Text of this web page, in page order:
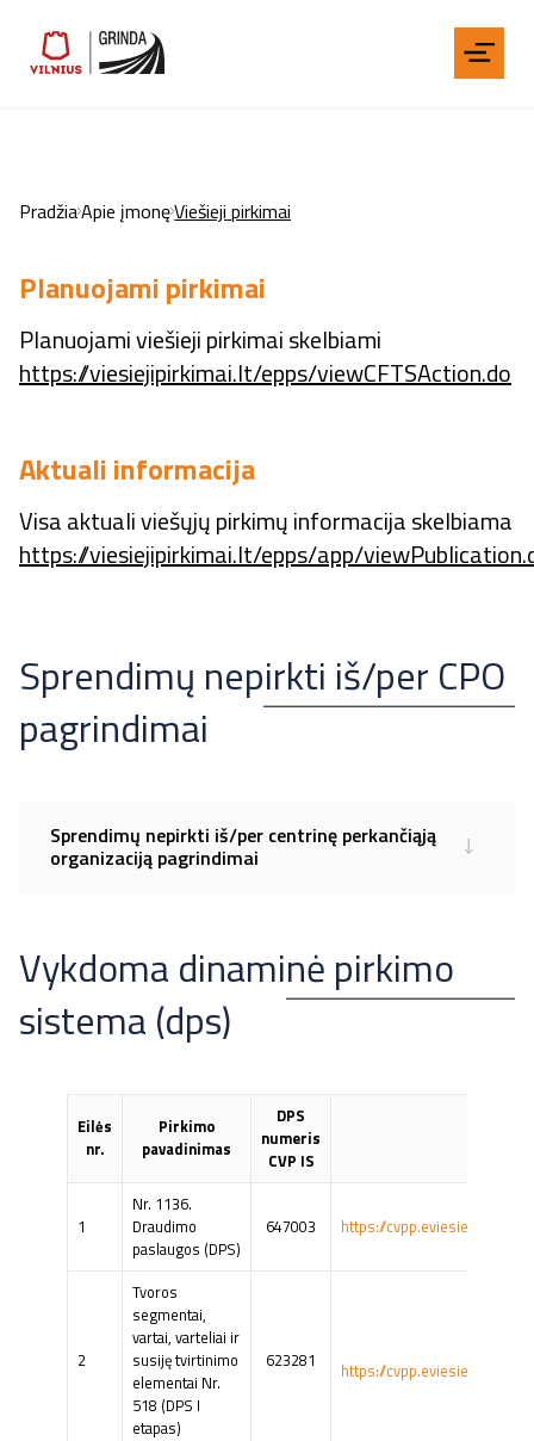
PradžiaApie įmonęViešieji pirkimai
Planuojami pirkimai
Planuojami viešieji pirkimai skelbiami
https://viesiejipirkimai.lt/epps/viewCFTSAction.do
Aktuali informacija
Visa aktuali viešųjų pirkimų informacija skelbiama
https://viesiejipirkimai.lt/epps/app/
Sprendimų nepirkti iš/per CPO
pagrindimai
Sprendimų nepirkti iš/per centrinę perkančiąją
organizaciją pagrindimai
Vykdoma dinaminė pirkimo
sistema (dps)
Eilės
nr.
Pirkimo
pavadinimas
DPS
numeris
CVP IS
1
Nr. 1136.
Draudimo
paslaugos (DPS)
647003 https://
2
Tvoros
segmentai,
vartai, varteliai ir
susiję tvirtinimo
elementai Nr.
518 (DPS I
etapas)
623281 https://